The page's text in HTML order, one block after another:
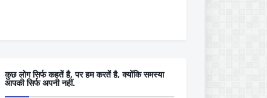
कुछ लोग सिर्फ कहतें है, पर हम करतें है, क्योंकि समस्या
आपकी सिर्फ अपनी नहीं.